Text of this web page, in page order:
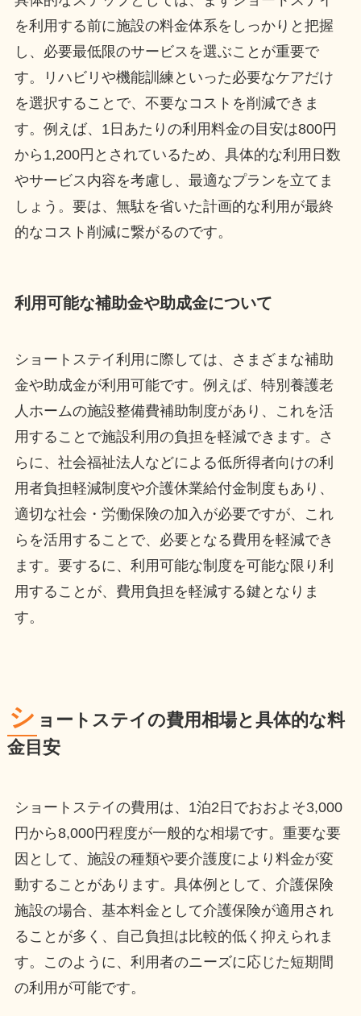
を利用する前に施設の料金体系をしっかりと把握
し、必要最低限のサービスを選ぶことが重要で
す。リハビリや機能訓練といった必要なケアだけ
を選択することで、不要なコストを削減できま
す。例えば、1日あたりの利用料金の目安は800円
から1,200円とされているため、具体的な利用日数
やサービス内容を考慮し、最適なプランを立てま
しょう。要は、無駄を省いた計画的な利用が最終
的なコスト削減に繋がるのです。
利用可能な補助金や助成金について
ショートステイ利用に際しては、さまざまな補助
金や助成金が利用可能です。例えば、特別養護老
人ホームの施設整備費補助制度があり、これを活
用することで施設利用の負担を軽減できます。さ
らに、社会福祉法人などによる低所得者向けの利
用者負担軽減制度や介護休業給付金制度もあり、
適切な社会・労働保険の加入が必要ですが、これ
らを活用することで、必要となる費用を軽減でき
ます。要するに、利用可能な制度を可能な限り利
用することが、費用負担を軽減する鍵となりま
す。
シ ョートステイの費用相場と具体的な料
金目安
ショートステイの費用は、1泊2日でおおよそ3,000
円から8,000円程度が一般的な相場です。重要な要
因として、施設の種類や要介護度により料金が変
動することがあります。具体例として、介護保険
施設の場合、基本料金として介護保険が適用され
ることが多く、自己負担は比較的低く抑えられま
す。このように、利用者のニーズに応じた短期間
の利用が可能です。